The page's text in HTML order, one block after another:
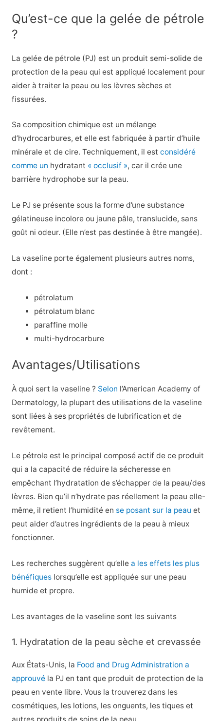
Qu’est-ce que la gelée de pétrole
?
La gelée de pétrole (PJ) est un produit semi-solide de
protection de la peau qui est appliqué localement pour
aider à traiter la peau ou les lèvres sèches et
fissurées.
Sa composition chimique est un mélange
d’hydrocarbures, et elle est fabriquée à partir d’huile
minérale et de cire. Techniquement, il est considéré
comme un hydratant « occlusif », car il crée une
barrière hydrophobe sur la peau.
Le PJ se présente sous la forme d’une substance
gélatineuse incolore ou jaune pâle, translucide, sans
goût ni odeur. (Elle n’est pas destinée à être mangée).
La vaseline porte également plusieurs autres noms,
dont :
pétrolatum
pétrolatum blanc
paraffine molle
multi-hydrocarbure
Avantages/Utilisations
À quoi sert la vaseline ? Selon l’American Academy of
Dermatology, la plupart des utilisations de la vaseline
sont liées à ses propriétés de lubrification et de
revêtement.
Le pétrole est le principal composé actif de ce produit
qui a la capacité de réduire la sécheresse en
empêchant l’hydratation de s’échapper de la peau/des
lèvres. Bien qu’il n’hydrate pas réellement la peau elle-
même, il retient l’humidité en se posant sur la peau et
peut aider d’autres ingrédients de la peau à mieux
fonctionner.
Les recherches suggèrent qu’elle a les effets les plus
bénéfiqueslorsqu’elle est appliquée sur une peau
humide et propre.
Les avantages de la vaseline sont les suivants
1. Hydratation de la peau sèche et crevassée
Aux États-Unis, la Food and Drug Administration a
approuvéla PJ en tant que produit de protection de la
peau en vente libre. Vous la trouverez dans les
cosmétiques, les lotions, les onguents, les tiques et